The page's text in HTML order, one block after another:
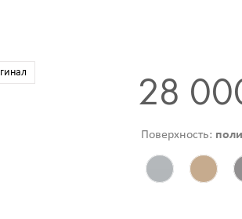
28
Поверхность: